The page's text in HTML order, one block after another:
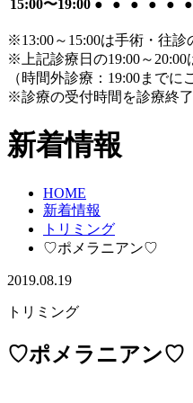
15:00〜19:00 ● ● ● ● ● ●
※13:00～15:00は手術・往
※上記診療日の19:00～20:00
（時間外診療：19:00までに
※診療の受付時間を診療終
新着情報
HOME
新着情報
トリミング
♡ポメラニアン♡
2019.08.19
トリミング
♡ポメラニアン♡